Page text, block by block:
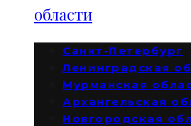
области
Санкт-Петербург
Ленинградская
Мурманская
Архангельская
Новгородская